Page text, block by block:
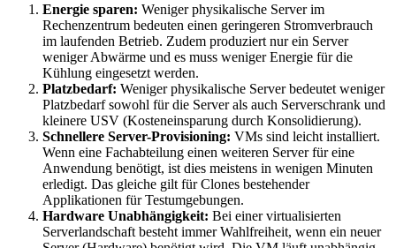
Energie sparen: Weniger physikalische Server im
Rechenzentrum bedeuten einen geringeren Stromverbrauch
im laufenden Betrieb. Zudem produziert nur ein Server
weniger Abwärme und es muss weniger Energie für die
Kühlung eingesetzt werden.
Platzbedarf: Weniger physikalische Server bedeutet weniger
Platzbedarf sowohl für die Server als auch Serverschrank und
kleinere USV (Kosteneinsparung durch Konsolidierung).
Schnellere Server-Provisioning: VMs sind leicht installiert.
Wenn eine Fachabteilung einen weiteren Server für eine
Anwendung benötigt, ist dies meistens in wenigen Minuten
erledigt. Das gleiche gilt für Clones bestehender
Applikationen für Testumgebungen.
Hardware Unabhängigkeit: Bei einer virtualisierten
Serverlandschaft besteht immer Wahlfreiheit, wenn ein neuer